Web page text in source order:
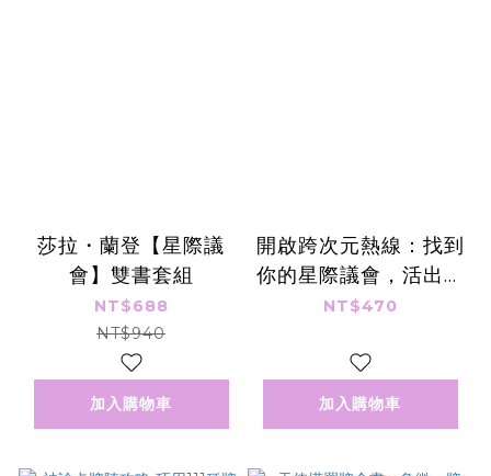
莎拉・蘭登【星際議
會】雙書套組
NT$688
NT$940
加入購物車
開啟跨次元熱線：找到
你的星際議會，活出最
高層次的愛與幸福
NT$470
加入購物車